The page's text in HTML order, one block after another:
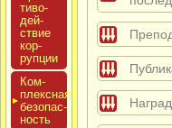
тиво­
дей­
ствие
кор­
рупции
Ком­
плексная
бе­зопас­
ность